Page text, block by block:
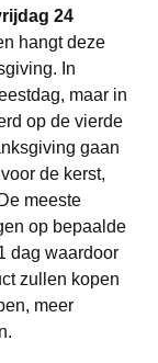
24
hangt deze
In
maar in
op de vierde
gaan
de kerst,
meeste
op bepaalde
dag waardoor
zullen kopen
meer